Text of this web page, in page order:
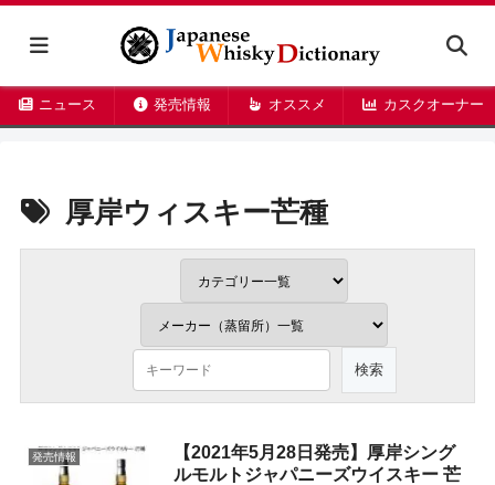
ニュース 発売情報 オススメ カスクオーナー
厚岸ウィスキー芒種
発売情報
【2021年5月28日発売】厚岸シング
ルモルトジャパニーズウイスキー 芒